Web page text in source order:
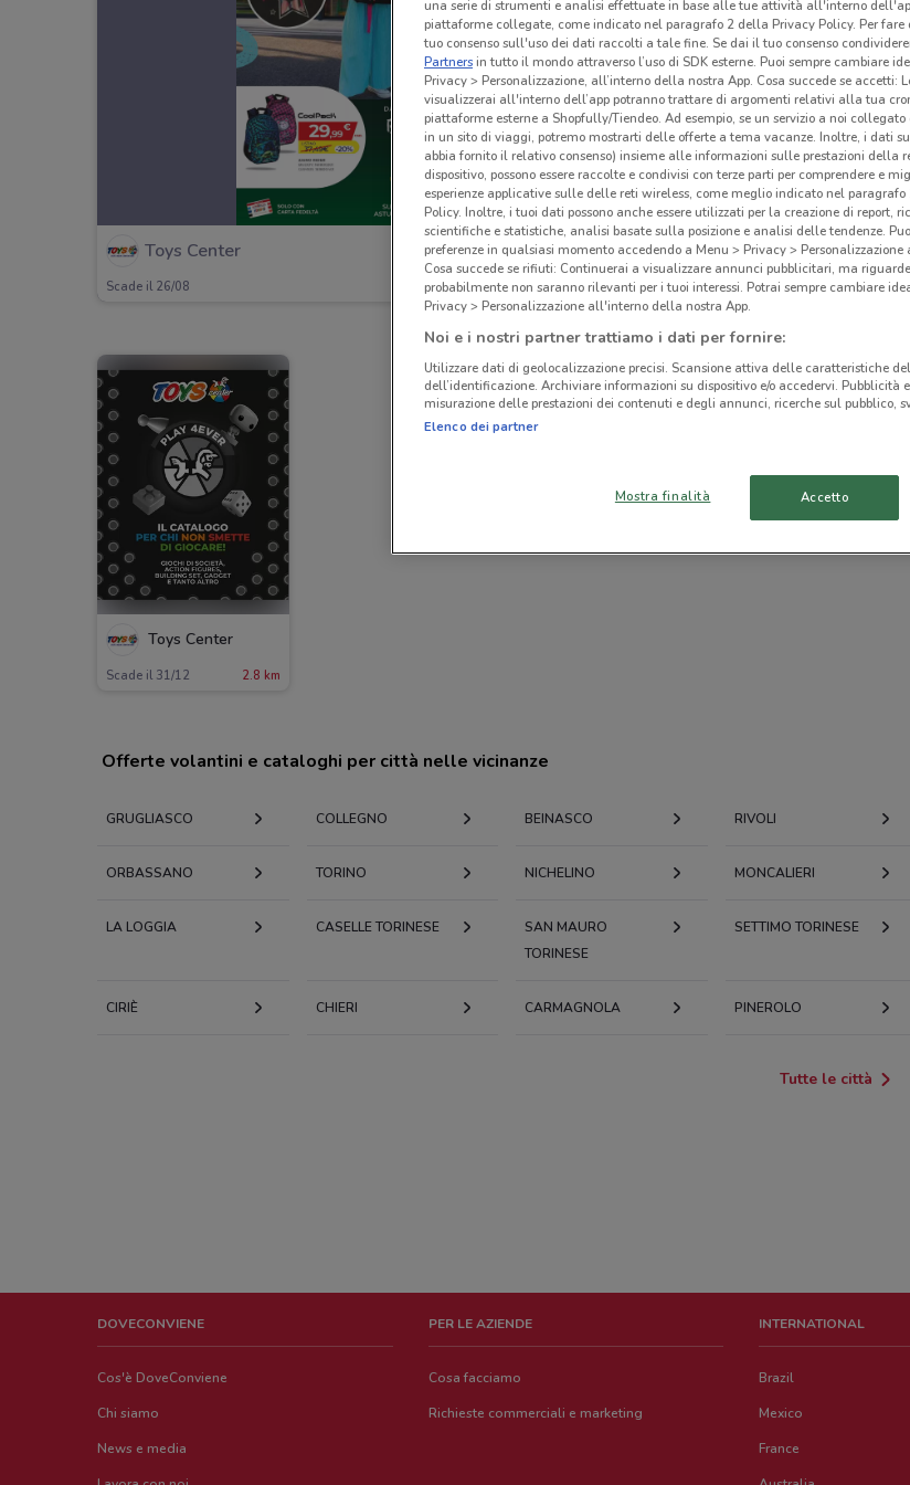
Toys Center
Scade il 26/08 2.8 km
Toys Center
Scade il 31/12 2.8 km
Offerte volantini e cataloghi per città nelle vicinanze
GRUGLIASCO COLLEGNO BEINASCO RIVOLI
ORBASSANO TORINO NICHELINO MONCALIERI
LA LOGGIA CASELLE TORINESE
SAN MAURO
TORINESE
SETTIMO TORINESE
CIRIÈ CHIERI CARMAGNOLA PINEROLO
Tutte le città
DOVECONVIENE
Cos'è DoveConviene
Chi siamo
News e media
PER LE AZIENDE
Cosa facciamo
Richieste commerciali e marketing
INTERNATIONAL
Brazil
Mexico
France
una serie di strumenti e analisi effettuate in base alle tue attività all'interno
piattaforme collegate, come indicato nel paragrafo 2 della Privacy Policy. Per fare
tuo consenso sull'uso dei dati raccolti a tale fine. Se dai il tuo consenso
Partnersin tutto il mondo attraverso l’uso di SDK esterne. Puoi sempre cambiare
Privacy > Personalizzazione, all’interno della nostra App. Cosa succede se accetti:
visualizzerai all'interno dell’app potranno trattare di argomenti relativi alla tua
piattaforme esterne a Shopfully/Tiendeo. Ad esempio, se un servizio a noi
in un sito di viaggi, potremo mostrarti delle offerte a tema vacanze. Inoltre, i dati
abbia fornito il relativo consenso) insieme alle informazioni sulle prestazioni della
dispositivo, possono essere raccolte e condivisi con terze parti per comprendere e
esperienze applicative sulle delle reti wireless, come meglio indicato nel
Policy. Inoltre, i tuoi dati possono anche essere utilizzati per la creazione di report,
scientifiche e statistiche, analisi basate sulla posizione e analisi delle tendenze.
preferenze in qualsiasi momento accedendo a Menu > Privacy >
Cosa succede se rifiuti: Continuerai a visualizzare annunci pubblicitari, ma
probabilmente non saranno rilevanti per i tuoi interessi. Potrai sempre cambiare
Privacy > Personalizzazione all'interno della nostra App.
Noi e i nostri partner trattiamo i dati per fornire:
Utilizzare dati di geolocalizzazione precisi. Scansione attiva delle caratteristiche
dell’identificazione. Archiviare informazioni su dispositivo e/o accedervi. Pubblicità
misurazione delle prestazioni dei contenuti e degli annunci, ricerche sul pubblico,
Elenco dei partner
Mostra finalità Accetto